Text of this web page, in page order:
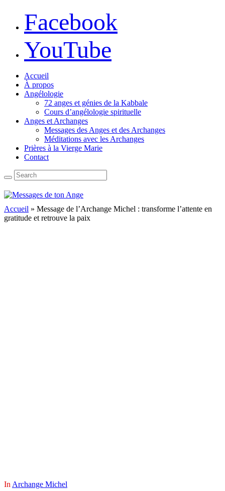
Facebook
YouTube
Accueil
À propos
Angélologie
72 anges et génies de la Kabbale
Cours d’angélologie spirituelle
Anges et Archanges
Messages des Anges et des Archanges
Méditations avec les Archanges
Prières à la Vierge Marie
Contact
Accueil » Message de l’Archange Michel : transforme l’attente en
gratitude et retrouve la paix
In Archange Michel